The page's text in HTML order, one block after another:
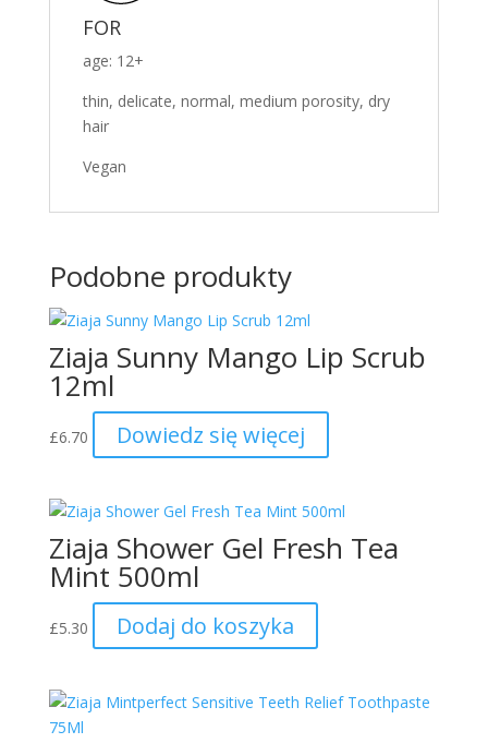
FOR
age: 12+
thin, delicate, normal, medium porosity, dry
hair
Vegan
Podobne produkty
Ziaja Sunny Mango Lip Scrub
12ml
£6.70 Dowiedz się więcej
Ziaja Shower Gel Fresh Tea
Mint 500ml
£5.30 Dodaj do koszyka